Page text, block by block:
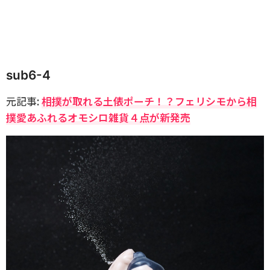
sub6-4
元記事:相撲が取れる土俵ポーチ！？フェリシモから相
撲愛あふれるオモシロ雑貨４点が新発売